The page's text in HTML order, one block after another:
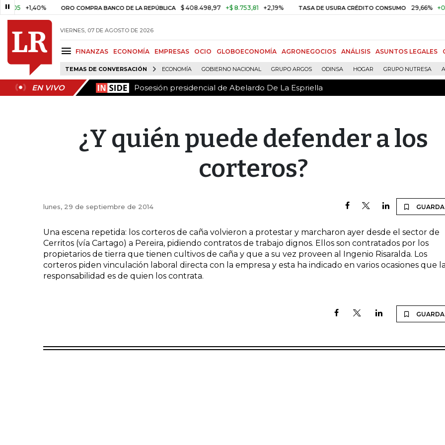
+1,40% ORO COMPRA BANCO DE LA REPÚBLICA $ 408.498,97 +$ 8.753,81 +2,19% TASA DE USURA CRÉDITO CONSUMO 29,66% +0,87%
VIERNES, 07 DE AGOSTO DE 2026
FINANZAS ECONOMÍA EMPRESAS OCIO GLOBOECONOMÍA AGRONEGOCIOS ANÁLISIS ASUNTOS LEGALES
TEMAS DE CONVERSACIÓN ECONOMÍA GOBIERNO NACIONAL GRUPO ARGOS ODINSA HOGAR GRUPO NUTRESA
EN VIVO Posesión presidencial de Abelardo De La Espriella
EN VIVO Posesión presidencial de Abelardo De La Espriella
¿Y quién puede defender a los
corteros?
lunes, 29 de septiembre de 2014
Una escena repetida: los corteros de caña volvieron a protestar y marcharon ayer desde el sector de
Cerritos (vía Cartago) a Pereira, pidiendo contratos de trabajo dignos. Ellos son contratados por los
propietarios de tierra que tienen cultivos de caña y que a su vez proveen al Ingenio Risaralda. Los
corteros piden vinculación laboral directa con la empresa y esta ha indicado en varios ocasiones que
responsabilidad es de quien los contrata.